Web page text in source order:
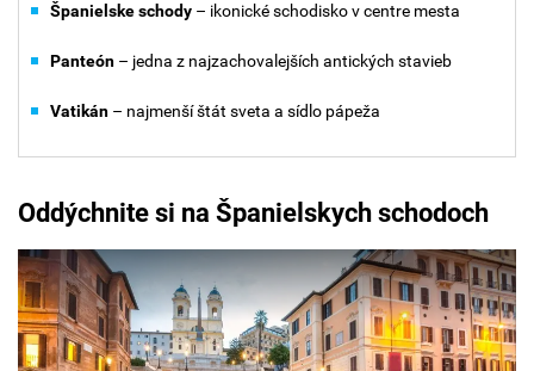
Španielske schody – ikonické schodisko v centre mesta
Panteón – jedna z najzachovalejších antických stavieb
Vatikán – najmenší štát sveta a sídlo pápeža
Oddýchnite si na Španielskych schodoch